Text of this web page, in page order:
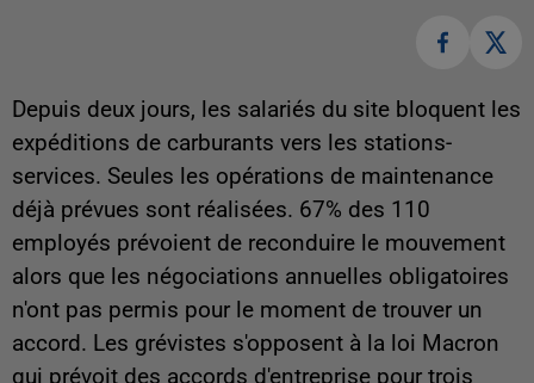
Depuis deux jours, les salariés du site bloquent les
expéditions de carburants vers les stations-
services. Seules les opérations de maintenance
déjà prévues sont réalisées. 67% des 110
employés prévoient de reconduire le mouvement
alors que les négociations annuelles obligatoires
n'ont pas permis pour le moment de trouver un
accord. Les grévistes s'opposent à la loi Macron
qui prévoit des accords d'entreprise pour trois